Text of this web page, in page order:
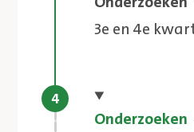
3e en 4e
Huidige stap
Onderzoeken